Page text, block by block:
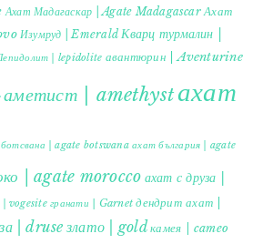
Ахат Мадагаскар | Agate Madagascar Ахат
Изумруд | Emerald Кварц турмалин |
| lepidolite авантюрин | Aventurine
аметист | amethystахат
| agate botswana ахат българия | agate
| agate morocco ахат с друза |
| vogesite гранати | Garnet дендрит ахат |
| druse злато | gold камея | cameo